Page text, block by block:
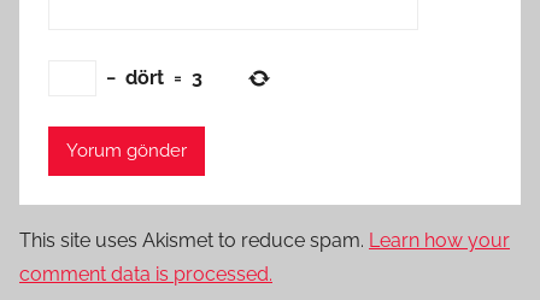
− dört = 3
This site uses Akismet to reduce spam. Learn how your
comment data is processed.